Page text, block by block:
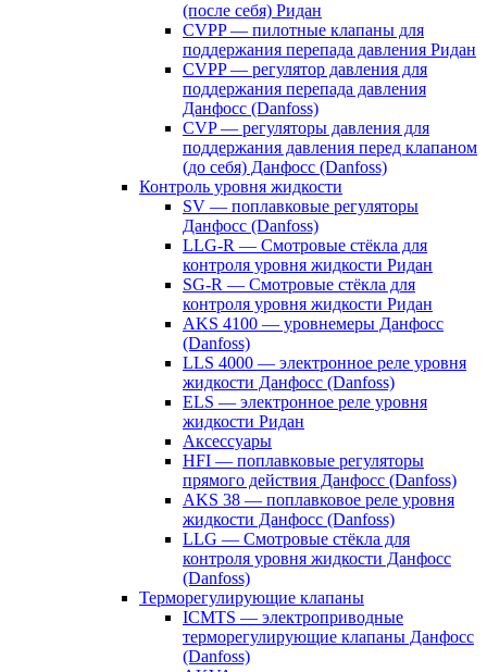
(после себя) Ридан
CVPP — пилотные клапаны для
поддержания перепада давления Ридан
CVPP — регулятор давления для
поддержания перепада давления
Данфосс (Danfoss)
CVP — регуляторы давления для
поддержания давления перед клапаном
(до себя) Данфосс (Danfoss)
Контроль уровня жидкости
SV — поплавковые регуляторы
Данфосс (Danfoss)
LLG-R — Смотровые стёкла для
контроля уровня жидкости Ридан
SG-R — Смотровые стёкла для
контроля уровня жидкости Ридан
AKS 4100 — уровнемеры Данфосс
(Danfoss)
LLS 4000 — электронное реле уровня
жидкости Данфосс (Danfoss)
ELS — электронное реле уровня
жидкости Ридан
Аксессуары
HFI — поплавковые регуляторы
прямого действия Данфосс (Danfoss)
AKS 38 — поплавковое реле уровня
жидкости Данфосс (Danfoss)
LLG — Смотровые стёкла для
контроля уровня жидкости Данфосс
(Danfoss)
Терморегулирующие клапаны
ICMTS — электроприводные
терморегулирующие клапаны Данфосс
(Danfoss)